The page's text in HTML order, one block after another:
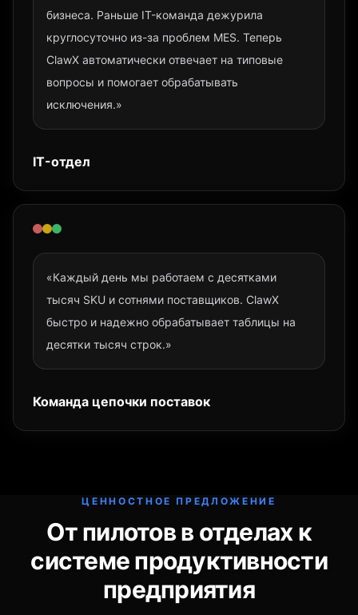
бизнеса. Раньше IT-команда дежурила
круглосуточно из-за проблем MES. Теперь
ClawX автоматически отвечает на типовые
вопросы и помогает обрабатывать
исключения.»
IT-отдел
«Каждый день мы работаем с десятками
тысяч SKU и сотнями поставщиков. ClawX
быстро и надежно обрабатывает таблицы на
десятки тысяч строк.»
Команда цепочки поставок
ЦЕННОСТНОЕ ПРЕДЛОЖЕНИЕ
От пилотов в отделах к
системе продуктивности
предприятия